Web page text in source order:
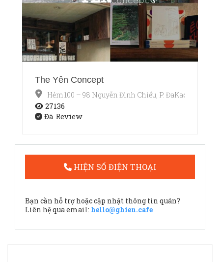
The Yên Concept
Hẻm 100 – 98 Nguyễn Đình Chiểu, P. ĐaKao, Quận 1,
27136
Đã Review
HIỆN SỐ ĐIỆN THOẠI
Bạn cần hỗ trợ hoặc cập nhật thông tin quán?
Liên hệ qua email: hello@ghien.cafe